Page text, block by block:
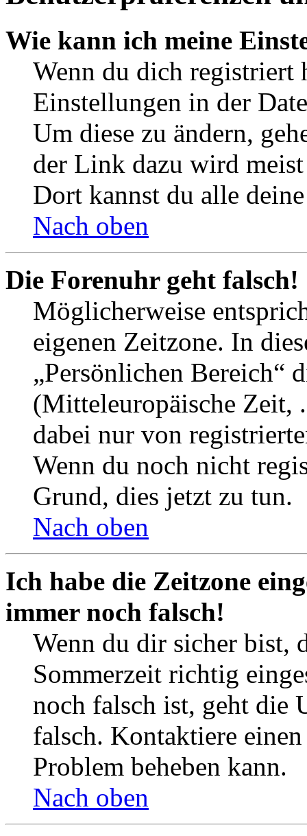
Wie kann ich meine
Wenn du dich registriert
Einstellungen in der
Um diese zu ändern,
der Link dazu wird
Dort kannst du alle
Nach oben
Die Forenuhr geht falsch!
Möglicherweise
eigenen Zeitzone. In
„Persönlichen Bereich“
(Mitteleuropäische Zeit,
dabei nur von
Wenn du noch nicht
Grund, dies jetzt zu tun.
Nach oben
Ich habe die Zeitzone
immer noch falsch!
Wenn du dir sicher bist,
Sommerzeit richtig
noch falsch ist, geht die
falsch. Kontaktiere
Problem beheben kann.
Nach oben